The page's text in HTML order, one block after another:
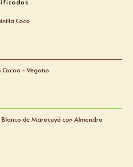
Coco
Cacao - Vegano
de Maracuyá con Almendra